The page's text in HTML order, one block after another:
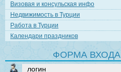
Визовая и консульская инфо
Недвижимость в Турции
Работа в Турции
Календари праздников
ФОРМА ВХОДА